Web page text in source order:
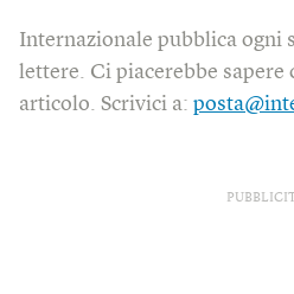
Internazionale pubblica ogni
lettere. Ci piacerebbe sapere
articolo. Scrivici a: